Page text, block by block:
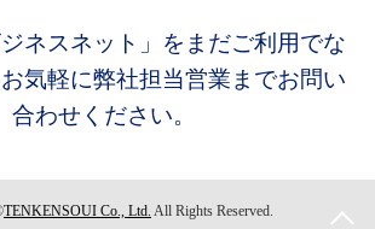
ジネスネット」をまだご利用でな
気軽に弊社担当営業までお問い
合わせください。
TENKENSOUI Co., Ltd. All Rights Reserved.